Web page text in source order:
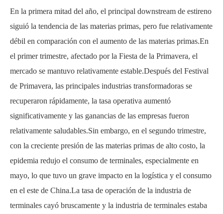
En la primera mitad del año, el principal downstream de estireno
siguió la tendencia de las materias primas, pero fue relativamente
débil en comparación con el aumento de las materias primas.En
el primer trimestre, afectado por la Fiesta de la Primavera, el
mercado se mantuvo relativamente estable.Después del Festival
de Primavera, las principales industrias transformadoras se
recuperaron rápidamente, la tasa operativa aumentó
significativamente y las ganancias de las empresas fueron
relativamente saludables.Sin embargo, en el segundo trimestre,
con la creciente presión de las materias primas de alto costo, la
epidemia redujo el consumo de terminales, especialmente en
mayo, lo que tuvo un grave impacto en la logística y el consumo
en el este de China.La tasa de operación de la industria de
terminales cayó bruscamente y la industria de terminales estaba